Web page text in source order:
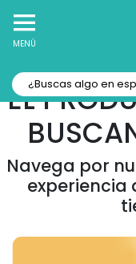
MENÚ
EL
Navega por
experiencia